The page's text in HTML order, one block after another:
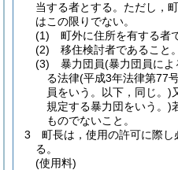
当する者とする。 ただし，
はこの限りでない。
(1)
町外に住所を有する者
(2)
移住検討者であること。
(3)
暴力団員(暴力団員によ
る法律(平成3年法律第77
員をいう。以下，同じ。)
規定する暴力団をいう。)
ものでないこと。
3
町長は，使用の許可に際し
る。
(使用料)